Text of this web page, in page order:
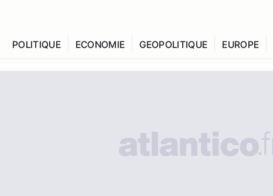
POLITIQUE ECONOMIE GEOPOLITIQUE EUROPE